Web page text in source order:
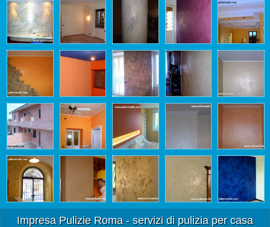
Impresa Pulizie Roma - servizi di pulizia per casa